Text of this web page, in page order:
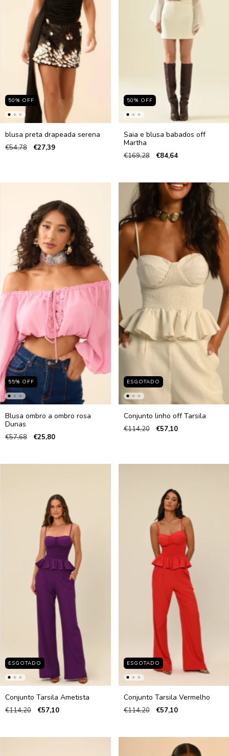
50% OFF
blusa preta drapeada serena
€54,78 €27,39
50% OFF
Saia e blusa babados off
Martha
€169,28 €84,64
55% OFF
Blusa ombro a ombro rosa
Dunas
€57,68 €25,80
ESGOTADO
Conjunto linho off Tarsila
€114,20 €57,10
ESGOTADO
Conjunto Tarsila Ametista
€114,20 €57,10
ESGOTADO
Conjunto Tarsila Vermelho
€114,20 €57,10